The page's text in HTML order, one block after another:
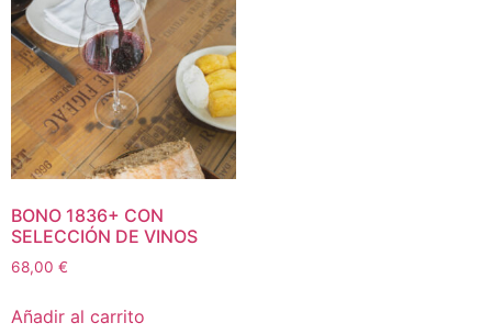
BONO 1836+ CON
SELECCIÓN DE VINOS
68,00 €
Añadir al carrito